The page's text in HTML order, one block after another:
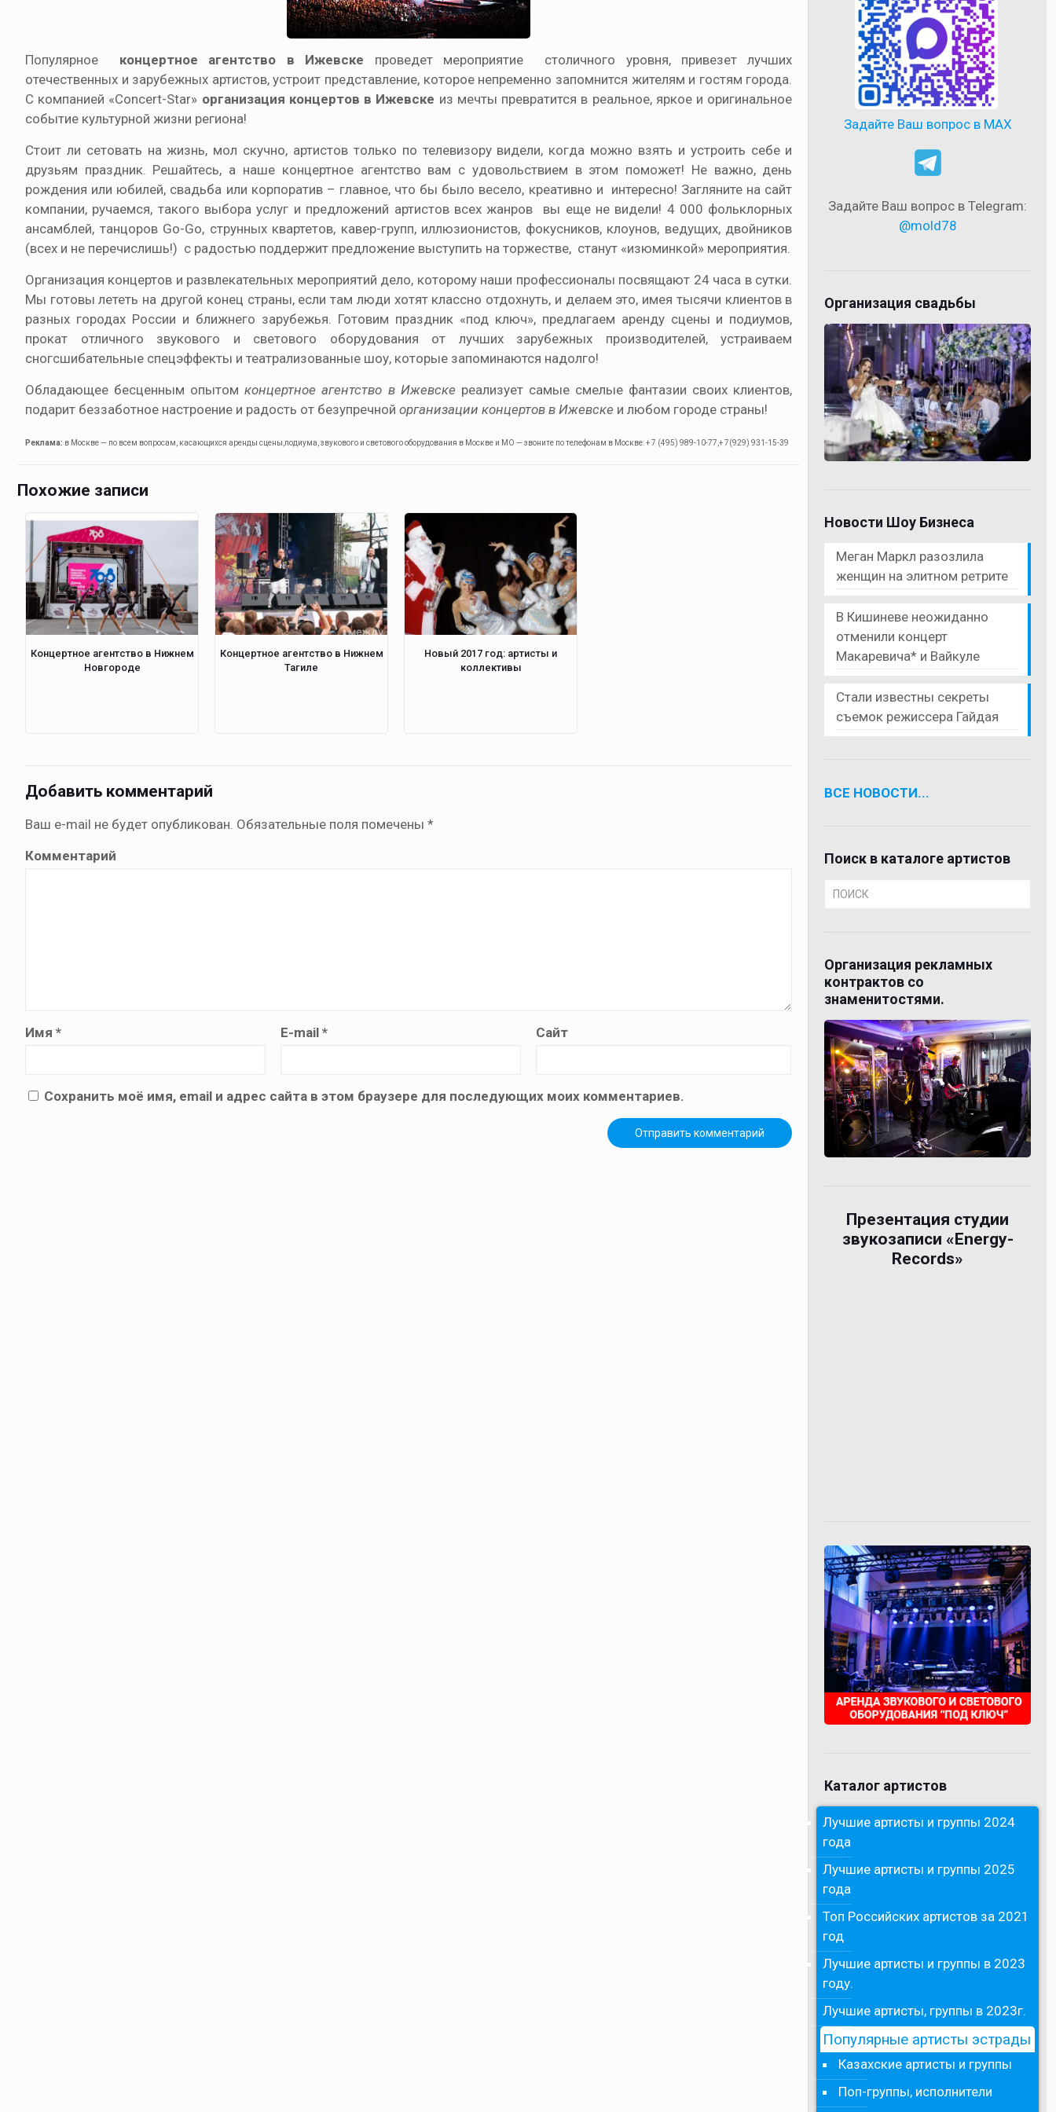
Популярное концертное агентство в Ижевске проведет мероприятие столичного уровня, привезет лучших
отечественных и зарубежных артистов, устроит представление, которое непременно запомнится жителям и гостям города.
С компанией «Concert-Star» организация концертов в Ижевске из мечты превратится в реальное, яркое и оригинальное
событие культурной жизни региона!
Стоит ли сетовать на жизнь, мол скучно, артистов только по телевизору видели, когда можно взять и устроить себе и
друзьям праздник. Решайтесь, а наше концертное агентство вам с удовольствием в этом поможет! Не важно, день
рождения или юбилей, свадьба или корпоратив – главное, что бы было весело, креативно и интересно! Загляните на сайт
компании, ручаемся, такого выбора услуг и предложений артистов всех жанров вы еще не видели! 4 000 фольклорных
ансамблей, танцоров Go-Go, струнных квартетов, кавер-групп, иллюзионистов, фокусников, клоунов, ведущих, двойников
(всех и не перечислишь!) с радостью поддержит предложение выступить на торжестве, станут «изюминкой» мероприятия.
Организация концертов и развлекательных мероприятий дело, которому наши профессионалы посвящают 24 часа в сутки.
Мы готовы лететь на другой конец страны, если там люди хотят классно отдохнуть, и делаем это, имея тысячи клиентов в
разных городах России и ближнего зарубежья. Готовим праздник «под ключ», предлагаем аренду сцены и подиумов,
прокат отличного звукового и светового оборудования от лучших зарубежных производителей, устраиваем
сногсшибательные спецэффекты и театрализованные шоу, которые запоминаются надолго!
Обладающее бесценным опытомконцертное агентство в Ижевске реализует самые смелые фантазии своих клиентов,
подарит беззаботное настроение и радость от безупречной организации концертов в Ижевске и любом городе страны!
Реклама: в Москве — по всем вопросам, касающихся аренды сцены,подиума, звукового и светового оборудования в Москве и МО — звоните по телефонам в Москве: + 7 (495) 989-10-77,+ 7(929) 931-15-39
Похожие записи
Концертное агентство в Нижнем
Новгороде
Концертное агентство в Нижнем
Тагиле
Новый 2017 год: артисты и
коллективы
Добавить комментарий
Ваш e-mail не будет опубликован. Обязательные поля помечены *
Комментарий
Имя * E-mail* Сайт
Сохранить моё имя, email и адрес сайта в этом браузере для последующих моих комментариев.
Задайте Ваш вопрос в MAX
Задайте Ваш вопрос в Telegram:
@mold78
Организация свадьбы
Новости Шоу Бизнеса
Меган Маркл разозлила
женщин на элитном ретрите
В Кишиневе неожиданно
отменили концерт
Макаревича* и Вайкуле
Стали известны секреты
съемок режиссера Гайдая
ВСЕ НОВОСТИ...
Поиск в каталоге артистов
Организация рекламных
контрактов со
знаменитостями.
Презентация студии
звукозаписи «Energy-
Records»
Каталог артистов
Лучшие артисты и группы 2024
года
Лучшие артисты и группы 2025
года
Топ Российских артистов за 2021
год
Лучшие артисты и группы в 2023
году.
Лучшие артисты, группы в 2023г.
Популярные артисты эстрады
Казахские артисты и группы
Поп-группы, исполнители